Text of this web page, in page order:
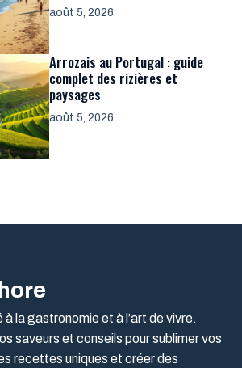
août 5, 2026
Arrozais au Portugal : guide
complet des rizières et
paysages
août 5, 2026
à la gastronomie et à l’art de vivre.
saveurs et conseils pour sublimer vos
recettes uniques et créer des